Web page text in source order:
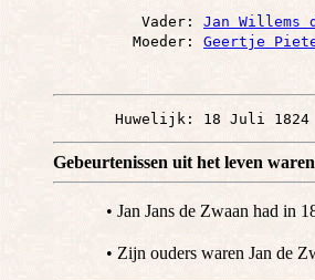
          Vader:
Jan Willems
         Moeder:
Geertje
Gebeurtenissen uit het leven
• Jan Jans de Zwaan had in
• Zijn ouders waren Jan de